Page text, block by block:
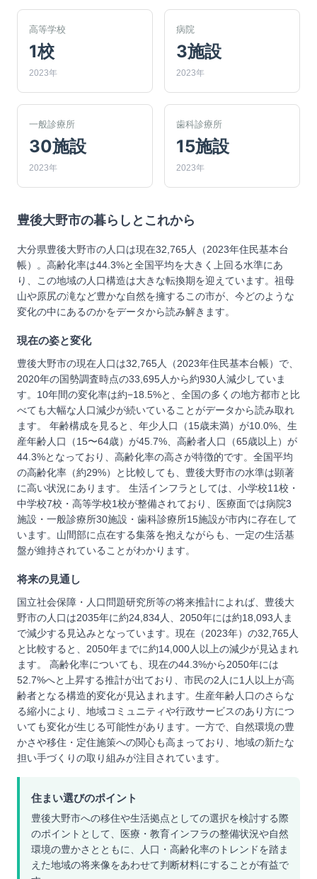
高等学校
1校
2023年
病院
3施設
2023年
一般診療所
30施設
2023年
歯科診療所
15施設
2023年
豊後大野市の暮らしとこれから
大分県豊後大野市の人口は現在32,765人（2023年住民基本台
帳）。高齢化率は44.3%と全国平均を大きく上回る水準にあ
り、この地域の人口構造は大きな転換期を迎えています。祖母
山や原尻の滝など豊かな自然を擁するこの市が、今どのような
変化の中にあるのかをデータから読み解きます。
現在の姿と変化
豊後大野市の現在人口は32,765人（2023年住民基本台帳）で、
2020年の国勢調査時点の33,695人から約930人減少していま
す。10年間の変化率は約−18.5%と、全国の多くの地方都市と比
べても大幅な人口減少が続いていることがデータから読み取れ
ます。 年齢構成を見ると、年少人口（15歳未満）が10.0%、生
産年齢人口（15〜64歳）が45.7%、高齢者人口（65歳以上）が
44.3%となっており、高齢化率の高さが特徴的です。全国平均
の高齢化率（約29%）と比較しても、豊後大野市の水準は顕著
に高い状況にあります。 生活インフラとしては、小学校11校・
中学校7校・高等学校1校が整備されており、医療面では病院3
施設・一般診療所30施設・歯科診療所15施設が市内に存在して
います。山間部に点在する集落を抱えながらも、一定の生活基
盤が維持されていることがわかります。
将来の見通し
国立社会保障・人口問題研究所等の将来推計によれば、豊後大
野市の人口は2035年に約24,834人、2050年には約18,093人ま
で減少する見込みとなっています。現在（2023年）の32,765人
と比較すると、2050年までに約14,000人以上の減少が見込まれ
ます。 高齢化率についても、現在の44.3%から2050年には
52.7%へと上昇する推計が出ており、市民の2人に1人以上が高
齢者となる構造的変化が見込まれます。生産年齢人口のさらな
る縮小により、地域コミュニティや行政サービスのあり方につ
いても変化が生じる可能性があります。一方で、自然環境の豊
かさや移住・定住施策への関心も高まっており、地域の新たな
担い手づくりの取り組みが注目されています。
住まい選びのポイント
豊後大野市への移住や生活拠点としての選択を検討する際
のポイントとして、医療・教育インフラの整備状況や自然
環境の豊かさとともに、人口・高齢化率のトレンドを踏ま
えた地域の将来像をあわせて判断材料にすることが有益で